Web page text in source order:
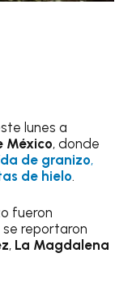
lunes a
México, donde
de granizo,
de hielo.
fueron
se reportaron
, La Magdalena